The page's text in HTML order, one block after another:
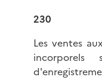
230
Les ventes